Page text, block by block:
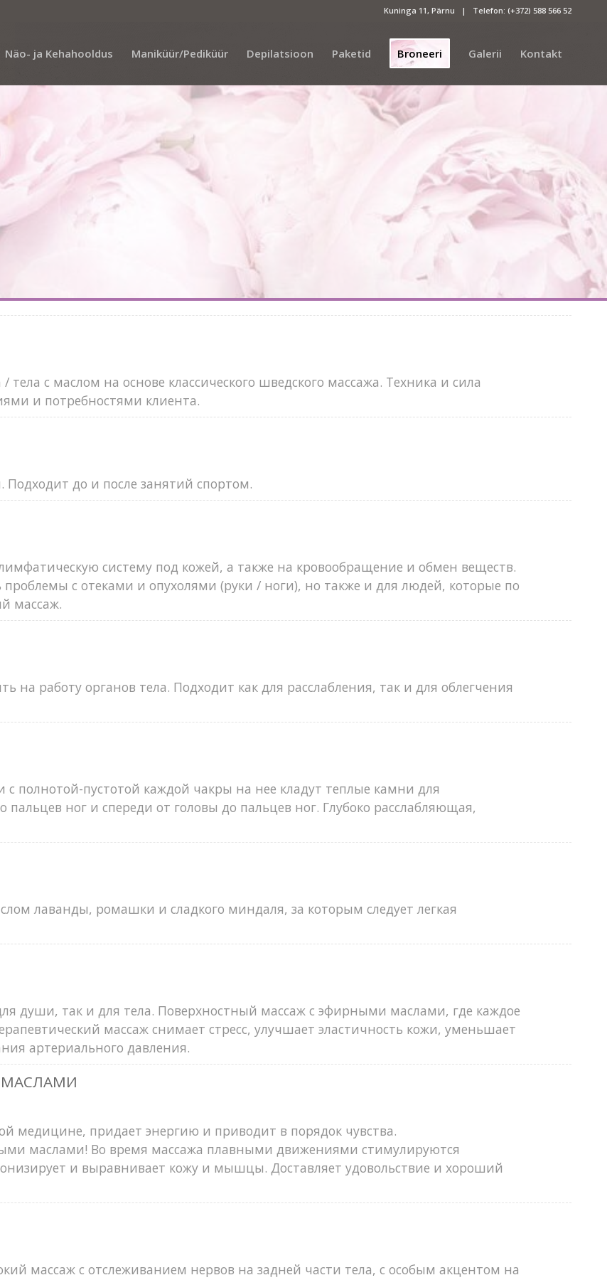
Kuninga 11, Pärnu | Telefon: (+372) 588 566 52
Näo- ja Kehahooldus Maniküür/Pediküür Depilatsioon Paketid Broneeri Galerii Kontakt
тела с маслом на основе классического шведского массажа. Техника и сила
и потребностями клиента.
до и после занятий спортом.
систему под кожей, а также на кровообращение и обмен веществ.
с отеками и опухолями (руки / ноги), но также и для людей, которые по
массаж.
на работу органов тела. Подходит как для расслабления, так и для облегчения
полнотой-пустотой каждой чакры на нее кладут теплые камни для
ног и спереди от головы до пальцев ног. Глубоко расслабляющая,
лаванды, ромашки и сладкого миндаля, за которым следует легкая
души, так и для тела. Поверхностный массаж с эфирными маслами, где каждое
массаж снимает стресс, улучшает эластичность кожи, уменьшает
артериального давления.
МАСЛАМИ
медицине, придает энергию и приводит в порядок чувства.
маслами! Во время массажа плавными движениями стимулируются
и выравнивает кожу и мышцы. Доставляет удовольствие и хороший
массаж с отслеживанием нервов на задней части тела, с особым акцентом на